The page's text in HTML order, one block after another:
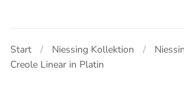
Start Niessing Kollektion
Creole Linear in Platin